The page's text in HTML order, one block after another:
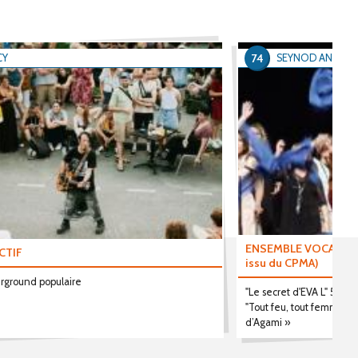
populaire
ENSEMBLE VOCAL
issu du CPMA)
"Le secret d'EVA L" 5
"Tout feu, tout femme
d’Agami »
SEYNOD ANNECY
74